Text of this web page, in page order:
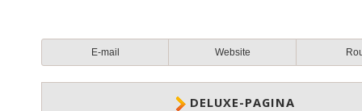
E-mail Website
DELUXE-PAGINA